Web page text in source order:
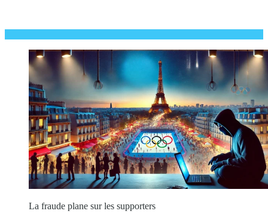
La fraude plane sur les supporters